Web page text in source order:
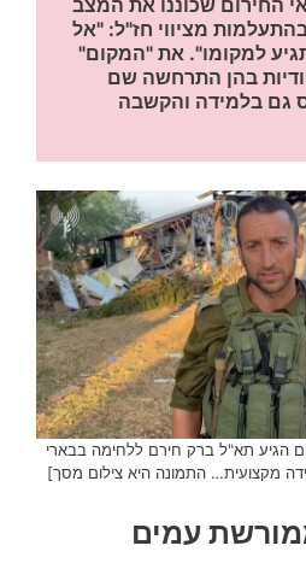
הגיע תא"ל ברק חירם ללחימה בבארי
מקצועית… התמונה היא צילום מסך]
עמים